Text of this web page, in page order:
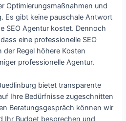
Optimierungsmaßnahmen und
Es gibt keine pauschale Antwort
SEO Agentur kostet. Dennoch
eine professionelle SEO
der Regel höhere Kosten
professionelle Agentur.
bietet transparente
Ihre Bedürfnisse zugeschnitten
Beratungsgespräch können wir
Ihr Budget besprechen und